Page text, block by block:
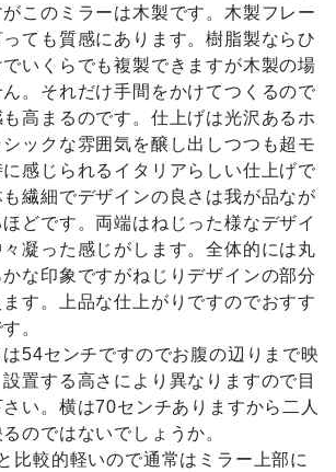
このミラーは木製です。木製フレー
ても質感にあります。樹脂製ならひ
いくらでも複製できますが木製の場
。それだけ手間をかけてつくるので
高まるのです。仕上げは光沢あるホ
ックな雰囲気を醸し出しつつも超モ
感じられるイタリアらしい仕上げで
繊細でデザインの良さは我が品なが
どです。両端はねじった様なデザイ
凝った感じがします。全体的には丸
な印象ですがねじりデザインの部分
す。上品な仕上がりですのでおすす
。
は54センチですのでお腹の辺りまで映
置する高さにより異なりますので目
い。横は70センチありますから二人
のではないでしょうか。
比較的軽いので通常はミラー上部に